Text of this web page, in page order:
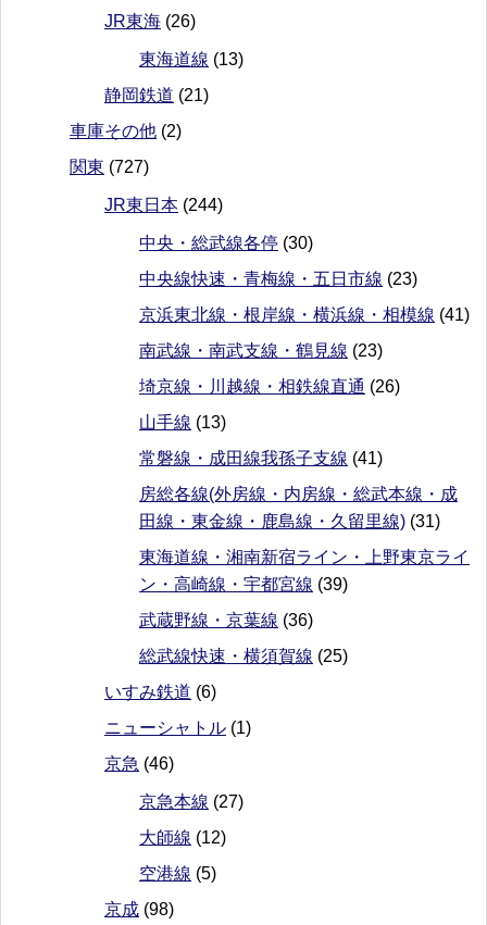
JR東海 (26)
東海道線 (13)
静岡鉄道 (21)
車庫その他 (2)
関東 (727)
JR東日本 (244)
中央・総武線各停 (30)
中央線快速・青梅線・五日市線 (23)
京浜東北線・根岸線・横浜線・相模線 (41)
南武線・南武支線・鶴見線 (23)
埼京線・川越線・相鉄線直通 (26)
山手線 (13)
常磐線・成田線我孫子支線 (41)
房総各線(外房線・内房線・総武本線・成
田線・東金線・鹿島線・久留里線) (31)
東海道線・湘南新宿ライン・上野東京ライ
ン・高崎線・宇都宮線 (39)
武蔵野線・京葉線 (36)
総武線快速・横須賀線 (25)
いすみ鉄道 (6)
ニューシャトル (1)
京急 (46)
京急本線 (27)
大師線 (12)
空港線 (5)
京成 (98)